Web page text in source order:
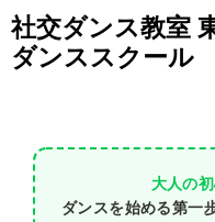
社交ダンス教室
ダンススクール
大人の
ダンスを始める第一